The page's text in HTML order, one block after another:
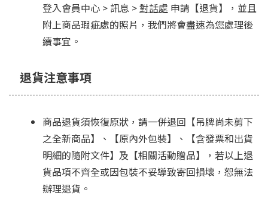
登入會員中心 > 訊息 >對話處 申請【退貨】，並且
附上商品瑕疵處的照片，我們將會盡速為您處理後
續事宜。
退貨注意事項
商品退貨須恢復原狀，請一併退回【吊牌尚未剪下
之全新商品】、【原內外包裝】、【含發票和出貨
明細的隨附文件】及【相關活動贈品】，若以上退
貨品項不齊全或因包裝不妥導致寄回損壞，恕無法
辦理退貨。